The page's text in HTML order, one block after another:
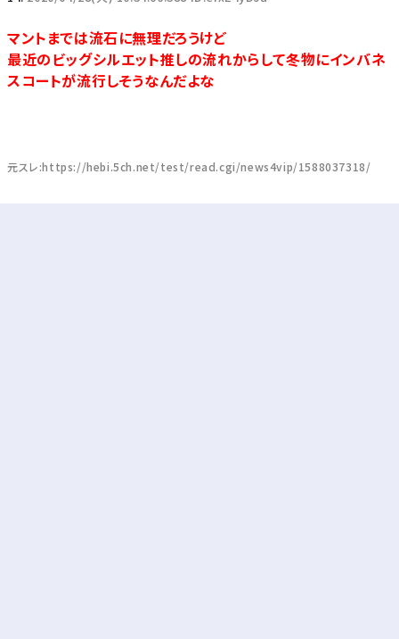
マントまでは流石に無理だろうけど
最近のビッグシルエット推しの流れからして冬物にインバネ
スコートが流行しそうなんだよな
元スレ:https://hebi.5ch.net/test/read.cgi/news4vip/1588037318/